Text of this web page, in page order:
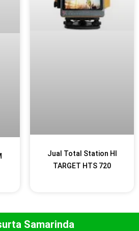
Jual Total Station HI
TARGET HTS 720
Samarinda